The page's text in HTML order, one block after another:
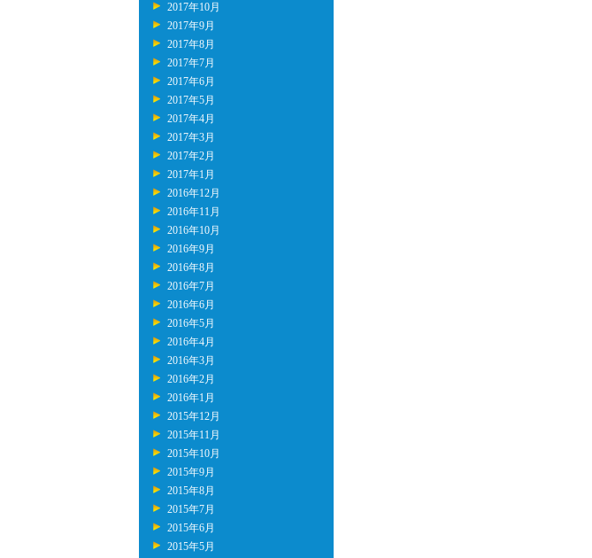
2017年10月
2017年9月
2017年8月
2017年7月
2017年6月
2017年5月
2017年4月
2017年3月
2017年2月
2017年1月
2016年12月
2016年11月
2016年10月
2016年9月
2016年8月
2016年7月
2016年6月
2016年5月
2016年4月
2016年3月
2016年2月
2016年1月
2015年12月
2015年11月
2015年10月
2015年9月
2015年8月
2015年7月
2015年6月
2015年5月